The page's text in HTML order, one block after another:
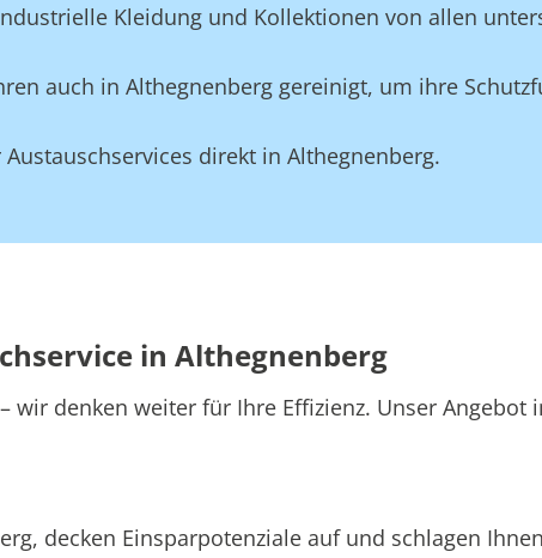
Kleidung und Kollektionen von allen
auch in Althegnenberg gereinigt, um ihre
direkt in Althegnenberg.
in Althegnenberg
denken weiter für Ihre Effizienz. Unser Angebot
decken Einsparpotenziale auf und schlagen